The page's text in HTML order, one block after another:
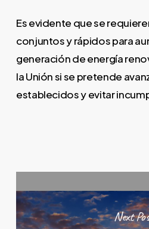
Es evidente que se
conjuntos y rápidos para
generación de energía
la Unión si se pretende
establecidos y evitar
Next